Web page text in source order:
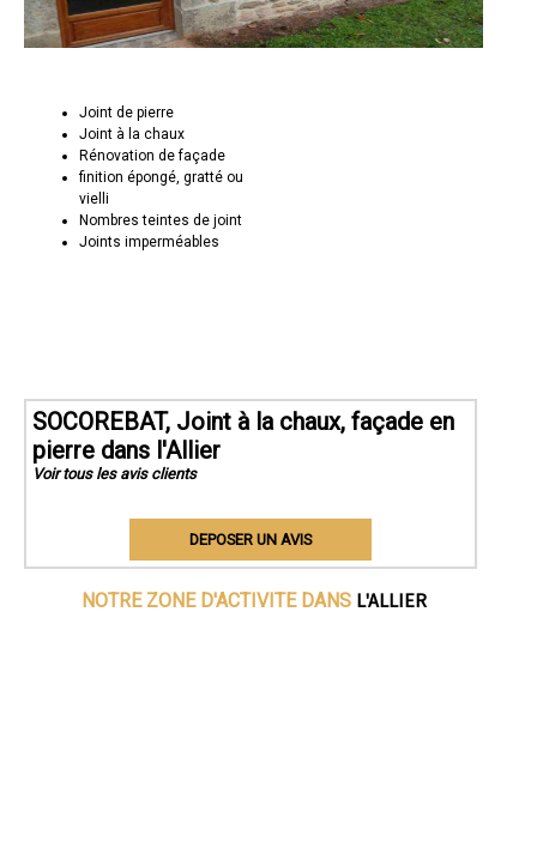
Joint de pierre
Joint à la chaux
Rénovation de façade
finition épongé, gratté ou
vielli
Nombres teintes de joint
Joints imperméables
SOCOREBAT, Joint à la chaux, façade en
pierre dans l'Allier
Voir tous les avis clients
DEPOSER UN AVIS
NOTRE ZONE D'ACTIVITE DANS L'ALLIER